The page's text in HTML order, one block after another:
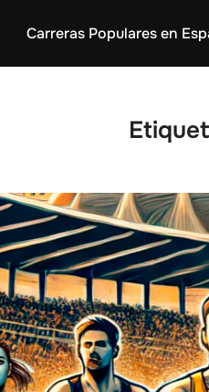
Carreras Populares en